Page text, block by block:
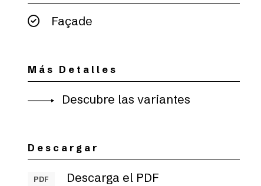
Façade
Más Detalles
Descubre las variantes
Descargar
PDF Descarga el PDF